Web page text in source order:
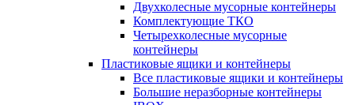
Двухколесные мусорные контейнеры
Комплектующие ТКО
Четырехколесные мусорные
контейнеры
Пластиковые ящики и контейнеры
Все пластиковые ящики и контейнеры
Большие неразборные контейнеры